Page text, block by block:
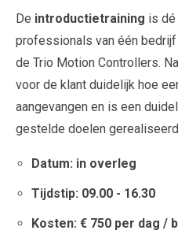
De introductietraining is
professionals van één
de Trio Motion Controllers.
voor de klant duidelijk hoe
aangevangen en is een
gestelde doelen
Datum: in overleg
Tijdstip: 09.00 - 16.30
Kosten: € 750 per dag /